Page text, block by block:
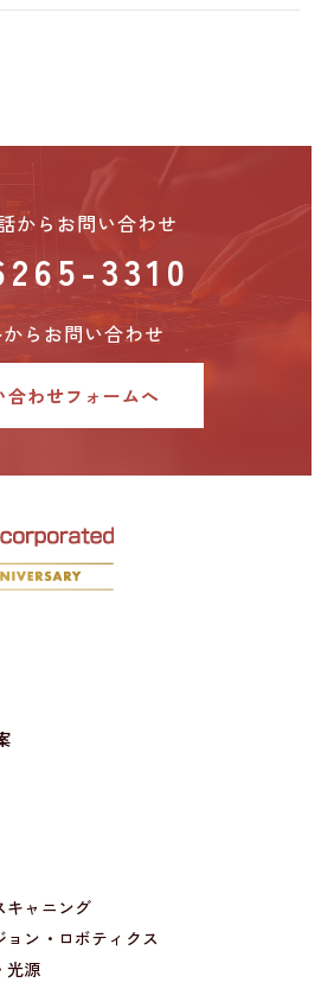
からお問い合わせ
3310
らお問い合わせ
合わせフォームへ
キャニング
ョン・ロボティクス
光源